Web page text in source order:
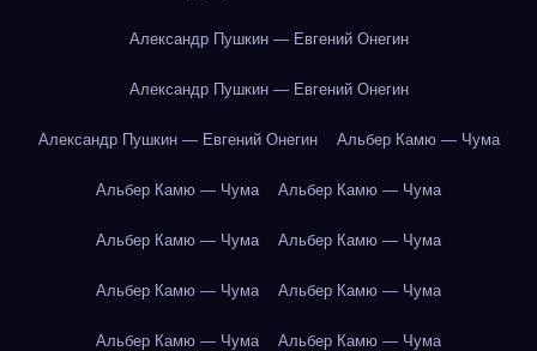
Александр Пушкин — Евгений Онегин
Александр Пушкин — Евгений Онегин
Александр Пушкин — Евгений Онегин Альбер Камю — Чума
Альбер Камю — Чума Альбер Камю — Чума
Альбер Камю — Чума Альбер Камю — Чума
Альбер Камю — Чума Альбер Камю — Чума
Альбер Камю — Чума Альбер Камю — Чума